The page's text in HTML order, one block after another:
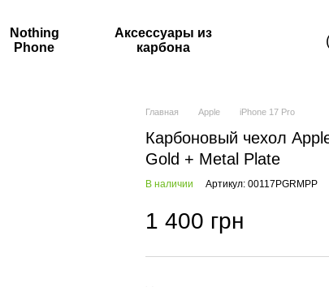
Nothing
Phone
Аксессуары из
карбона
Главная Apple iPhone 17 Pro
Карбоновый чехол
Gold + Metal Plate
В наличии Артикул: 00117PGRMPP
1 400 грн